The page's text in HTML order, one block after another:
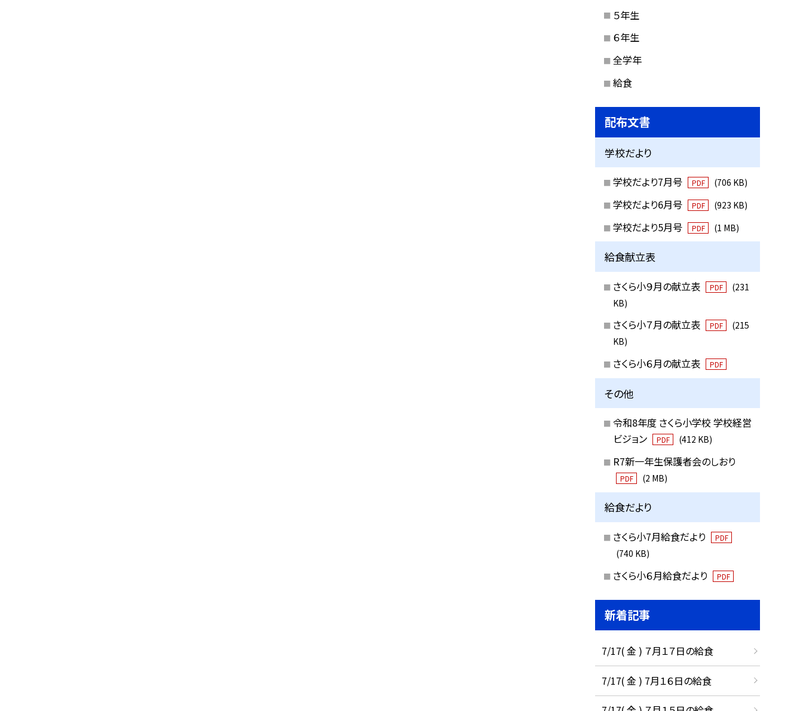
５年生
６年生
全学年
給食
配布文書
学校だより
学校だより7月号 PDF (706 KB)
学校だより6月号 PDF (923 KB)
学校だより5月号 PDF (1 MB)
給食献立表
さくら小９月の献立表 PDF
(231
KB)
さくら小７月の献立表 PDF
(215
KB)
さくら小６月の献立表 PDF
その他
令和8年度 さくら小学校 学校経営
ビジョン
PDF (412 KB)
R7新一年生保護者会のしおり
PDF (2 MB)
給食だより
さくら小7月給食だより PDF
(740 KB)
さくら小６月給食だより PDF
新着記事
7/17( 金 ) ７月１７日の給食
7/17( 金 ) 7月１６日の給食